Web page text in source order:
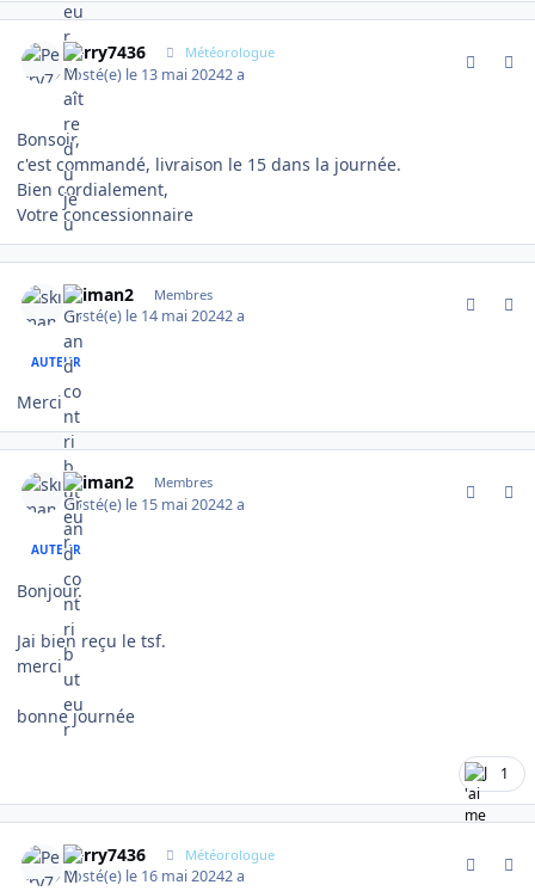
Perry7436 Météorologue
Posté(e) le 13 mai 20242 a
comment_14787
Author stats
Bonsoir,
c'est commandé, livraison le 15 dans la journée.
Bien cordialement,
Votre concessionnaire
skiman2 Membres
Posté(e) le 14 mai 20242 a
AUTEUR
Merci
skiman2 Membres
Posté(e) le 15 mai 20242 a
AUTEUR
comment_14807
Author stats
Bonjour.
Jai bien reçu le tsf.
merci
bonne journée
1
Perry7436 Météorologue
Posté(e) le 16 mai 20242 a